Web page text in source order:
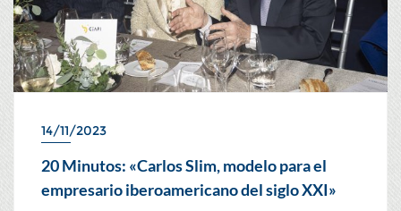
14/11/2023
20 Minutos: «Carlos Slim, modelo para el
empresario iberoamericano del siglo XXI»